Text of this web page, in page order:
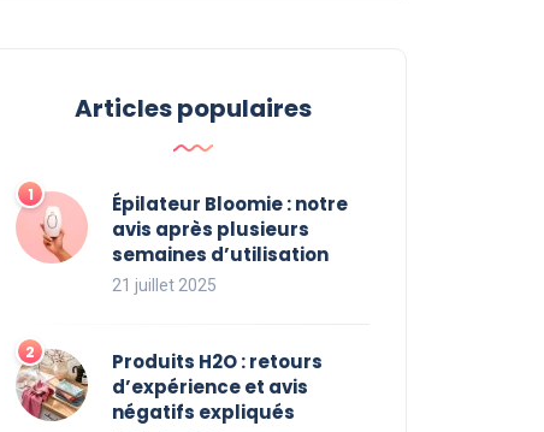
Articles populaires
Épilateur Bloomie : notre
avis après plusieurs
semaines d’utilisation
21 juillet 2025
Produits H2O : retours
d’expérience et avis
négatifs expliqués